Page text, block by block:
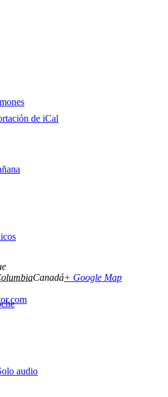
audio
de iCal
Canadá+ Google Map